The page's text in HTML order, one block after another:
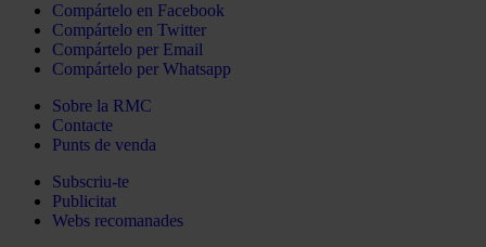
Compártelo en Facebook
Compártelo en Twitter
Compártelo per Email
Compártelo per Whatsapp
Sobre la RMC
Contacte
Punts de venda
Subscriu-te
Publicitat
Webs recomanades